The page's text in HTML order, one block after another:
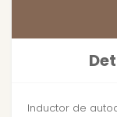
Inductor de